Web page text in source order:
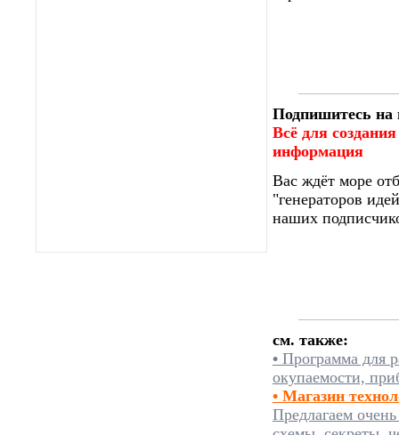
Подпишитесь
Всё для
информация
Вас ждёт море
"генераторов
наших
см. также:
• Программа для
окупаемости,
• Магазин
Предлагаем